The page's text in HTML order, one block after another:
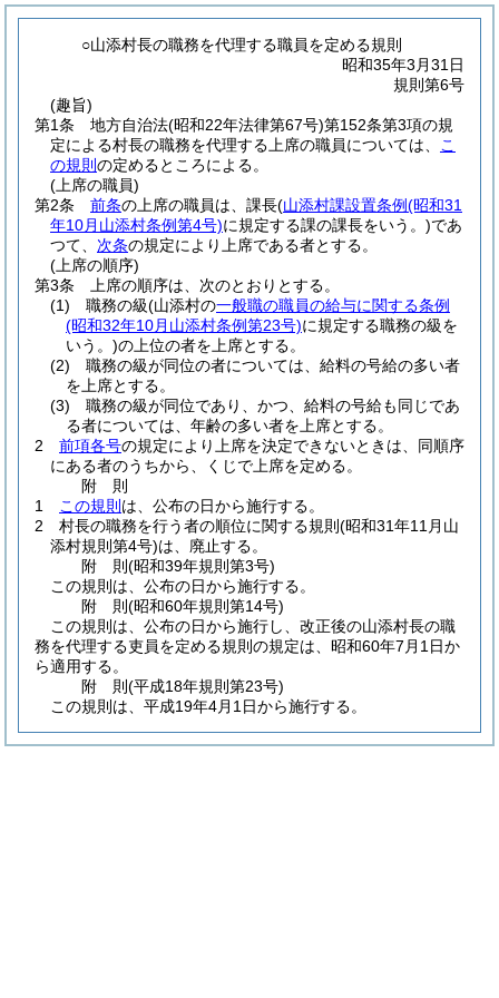
○山添村長の職務を代理する職員を定める規則
昭和35年3月31日
規則第6号
(趣旨)
第1条
地方自治法(昭和22年法律第67号)第152条第3項の規
定による村長の職務を代理する上席の職員については、
こ
の規則 の定めるところによる。
(上席の職員)
第2条
前条の上席の職員は、課長(山添村課設置条例(昭和31
年10月山添村条例第4号)に規定する課の課長をいう。)であ
つて、 次条の規定により上席である者とする。
(上席の順序)
第3条
上席の順序は、次のとおりとする。
(1)
職務の級(山添村の一般職の職員の給与に関する条例
(昭和32年10月山添村条例第23号)に規定する職務の級を
いう。)の上位の者を上席とする。
(2)
職務の級が同位の者については、給料の号給の多い者
を上席とする。
(3)
職務の級が同位であり、かつ、給料の号給も同じであ
る者については、年齢の多い者を上席とする。
2
前項各号の規定により上席を決定できないときは、同順序
にある者のうちから、くじで上席を定める。
附 則
1
この規則 は、公布の日から施行する。
2
村長の職務を行う者の順位に関する規則 (昭和31年11月山
添村規則第4号)は、廃止する。
附 則(昭和39年規則第3号)
この規則は、公布の日から施行する。
附 則(昭和60年規則第14号)
この規則は、公布の日から施行し、改正後の山添村長の職
務を代理する吏員を定める規則の規定は、昭和60年7月1日か
ら適用する。
附 則(平成18年規則第23号)
この規則は、平成19年4月1日から施行する。